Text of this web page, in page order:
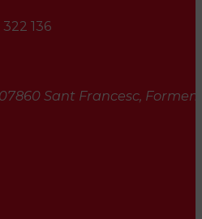
136
Sant Francesc,